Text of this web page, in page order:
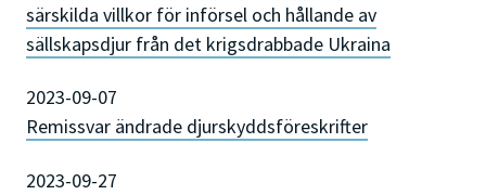
särskilda villkor för införsel och hållande av
sällskapsdjur från det krigsdrabbade Ukraina
2023-09-07
Remissvar ändrade djurskyddsföreskrifter
2023-09-27